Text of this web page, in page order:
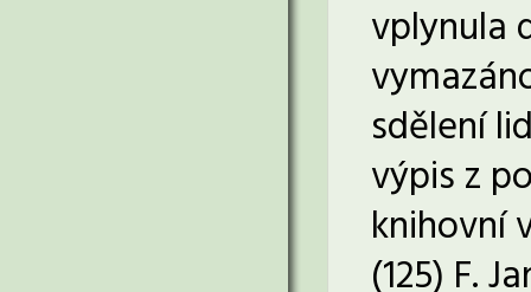
vplynula
sdělení
výpis z
knihovní
(125) F.